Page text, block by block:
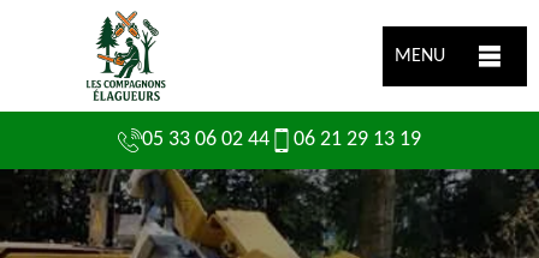
MENU
05 33 06 02 44 06 21 29 13 19